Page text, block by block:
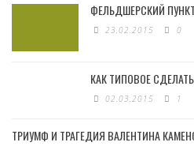
ФЕЛЬДШЕРСКИЙ
23.02.2015 0
КАК ТИПОВОЕ
02.03.2015 1
ТРИУМФ И ТРАГЕДИЯ ВАЛЕНТИНА